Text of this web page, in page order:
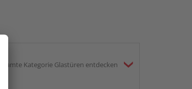
gesamte Kategorie Glastüren entdecken